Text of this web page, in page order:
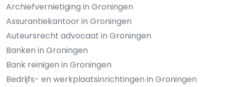
Archiefvernietiging in Groningen
Assurantiekantoor in Groningen
Auteursrecht advocaat in Groningen
Banken in Groningen
Bank reinigen in Groningen
Bedrijfs- en werkplaatsinrichtingen in Groningen